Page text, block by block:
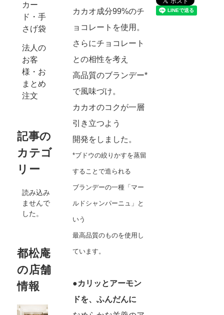
カー
ド・手
さげ袋
法人の
お客
様・お
まとめ
注文
記事の
カテゴ
リー
読み込み
ませんで
した。
都松庵
の店舗
情報
カカオ成分99%のチ
ョコレートを使用。
さらにチョコレート
との相性を考え
高品質のブランデー*
で風味づけ。
カカオのコクが一層
引き立つよう
開発をしました。
*ブドウの絞りかすを蒸留
することで造られる
ブランデーの一種「マー
ルドシャンパーニュ」と
いう
最高品質のものを使用し
ています。
●カリッとアーモン
ドを、ふんだんに